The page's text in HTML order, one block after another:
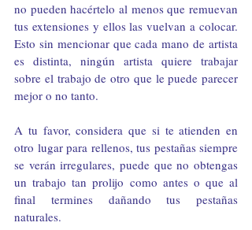
no pueden hacértelo al menos que remuevan
tus extensiones y ellos las vuelvan a colocar.
Esto sin mencionar que cada mano de artista
es distinta, ningún artista quiere trabajar
sobre el trabajo de otro que le puede parecer
mejor o no tanto.
A tu favor, considera que si te atienden en
otro lugar para rellenos, tus pestañas siempre
se verán irregulares, puede que no obtengas
un trabajo tan prolijo como antes o que al
final termines dañando tus pestañas
naturales.